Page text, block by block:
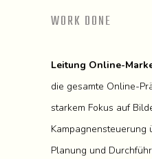
WORK DONE
Leitung Online-
die gesamte Online-
starkem Fokus auf
Planung und